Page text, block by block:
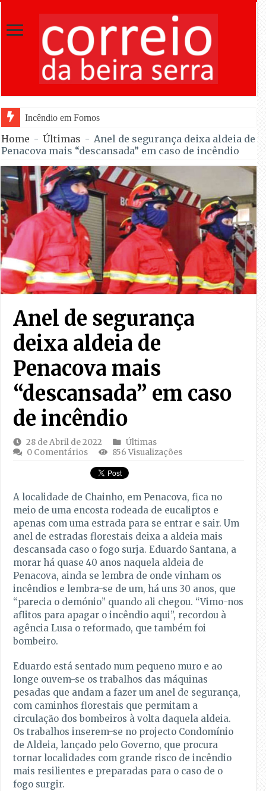
Incêndio em Fornos de Algodres reacende após ter en
Home - Últimas - Anel de segurança deixa aldeia de
Penacova mais “descansada” em caso de incêndio
Anel de segurança
deixa aldeia de
Penacova mais
“descansada” em caso
de incêndio
28 de Abril de 2022
Últimas
0 Comentários
856 Visualizações
A localidade de Chainho, em Penacova, fica no
meio de uma encosta rodeada de eucaliptos e
apenas com uma estrada para se entrar e sair. Um
anel de estradas florestais deixa a aldeia mais
descansada caso o fogo surja. Eduardo Santana, a
morar há quase 40 anos naquela aldeia de
Penacova, ainda se lembra de onde vinham os
incêndios e lembra-se de um, há uns 30 anos, que
“parecia o demónio” quando ali chegou. “Vimo-nos
aflitos para apagar o incêndio aqui”, recordou à
agência Lusa o reformado, que também foi
bombeiro.
Eduardo está sentado num pequeno muro e ao
longe ouvem-se os trabalhos das máquinas
pesadas que andam a fazer um anel de segurança,
com caminhos florestais que permitam a
circulação dos bombeiros à volta daquela aldeia.
Os trabalhos inserem-se no projecto Condomínio
de Aldeia, lançado pelo Governo, que procura
tornar localidades com grande risco de incêndio
mais resilientes e preparadas para o caso de o
fogo surgir.